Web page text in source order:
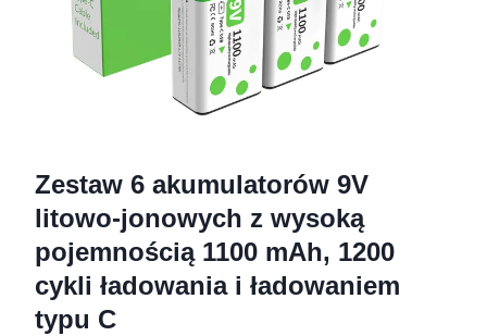
Zestaw 6 akumulatorów 9V
litowo-jonowych z wysoką
pojemnością 1100 mAh, 1200
cykli ładowania i ładowaniem
typu C